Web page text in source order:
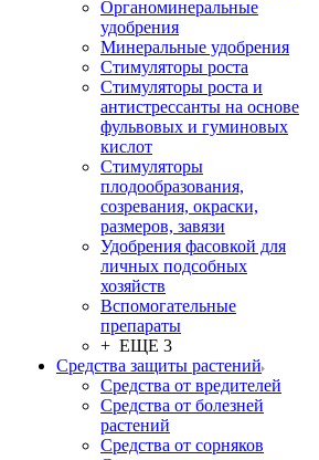
Органоминеральные
удобрения
Минеральные удобрения
Стимуляторы роста
Стимуляторы роста и
антистрессанты на основе
фульвовых и гуминовых
кислот
Стимуляторы
плодообразования,
созревания, окраски,
размеров, завязи
Удобрения фасовкой для
личных подсобных
хозяйств
Вспомогательные
препараты
+ ЕЩЕ 3
Средства защиты растений
Средства от вредителей
Средства от болезней
растений
Средства от сорняков